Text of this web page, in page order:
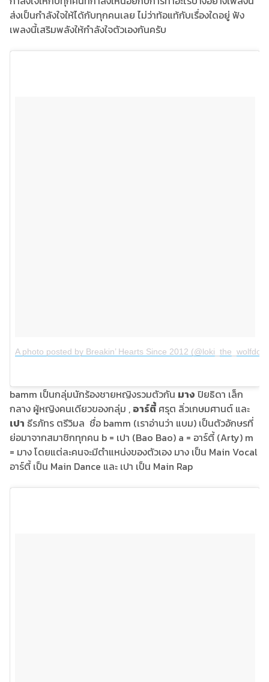
ส่งเป็นกำลังใจให้ได้กับทุกคนเลย ไม่ว่าท้อแท้กับเรื่องใดอยู่ ฟัง
เพลงนี้เสริมพลังให้กำลังใจตัวเองกันครับ
A photo posted by Breakin’ Hearts Since 2012 (@loki_the_wolfdog)
bamm เป็นกลุ่มนักร้องชายหญิงรวมตัวกัน มาง ปิยธิดา เล็ก
กลาง ผู้หญิงคนเดียวของกลุ่ม , อาร์ตี้ ศรุต ลิ่วเกษมศานต์ และ
เปา ธีรภัทร ตรีวิมล ชื่อ bamm (เราอ่านว่า แบม) เป็นตัวอักษรที่
ย่อมาจากสมาชิกทุกคน b = เปา (Bao Bao) a = อาร์ตี้ (Arty) m
= มาง โดยแต่ละคนจะมีตำแหน่งของตัวเอง มาง เป็น Main Vocal
อาร์ตี้ เป็น Main Dance และ เปา เป็น Main Rap